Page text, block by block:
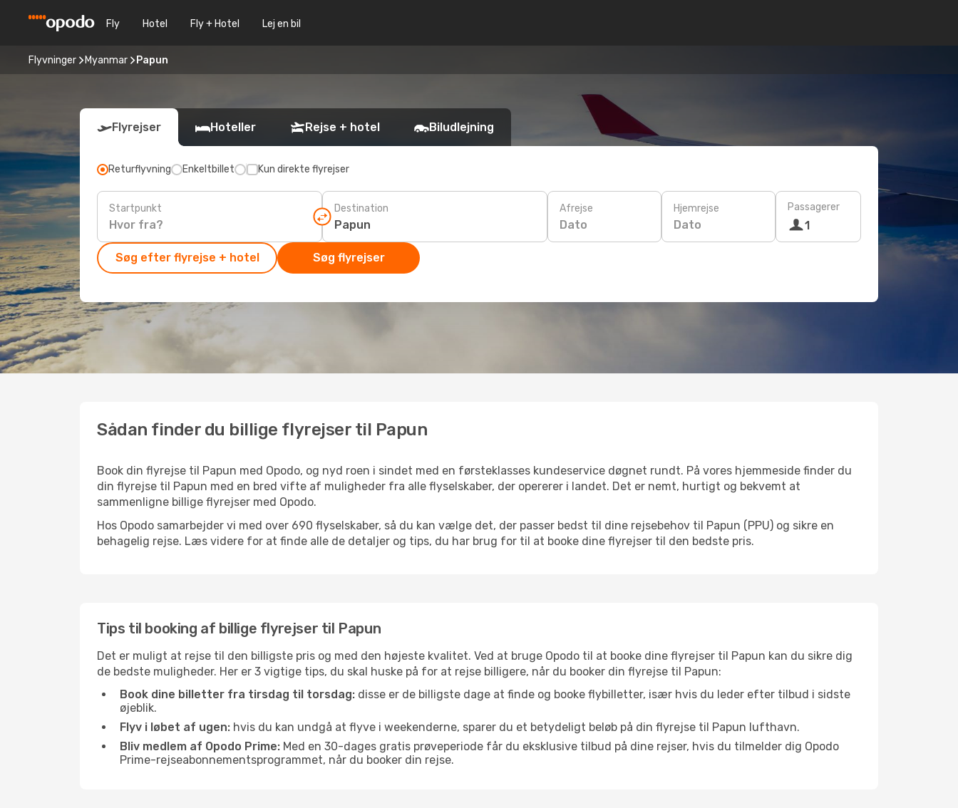
Fly Hotel Fly + Hotel Lej en bil
Flyvninger Myanmar Papun
Flyrejser Hoteller Rejse + hotel Biludlejning
Returflyvning Enkeltbillet Kun direkte flyrejser
Startpunkt Destination Afrejse
Dato
Hjemrejse
Dato
Passagerer
1
Søg efter flyrejse + hotel Søg flyrejser
Sådan finder du billige flyrejser til Papun
Book din flyrejse til Papun med Opodo, og nyd roen i sindet med en førsteklasses kundeservice døgnet rundt. På vores hjemmeside finder du
din flyrejse til Papun med en bred vifte af muligheder fra alle flyselskaber, der opererer i landet. Det er nemt, hurtigt og bekvemt at
sammenligne billige flyrejser med Opodo.
Hos Opodo samarbejder vi med over 690 flyselskaber, så du kan vælge det, der passer bedst til dine rejsebehov til Papun (PPU) og sikre en
behagelig rejse. Læs videre for at finde alle de detaljer og tips, du har brug for til at booke dine flyrejser til den bedste pris.
Tips til booking af billige flyrejser til Papun
Det er muligt at rejse til den billigste pris og med den højeste kvalitet. Ved at bruge Opodo til at booke dine flyrejser til Papun kan du sikre dig
de bedste muligheder. Her er 3 vigtige tips, du skal huske på for at rejse billigere, når du booker din flyrejse til Papun:
Book dine billetter fra tirsdag til torsdag: disse er de billigste dage at finde og booke flybilletter, især hvis du leder efter tilbud i sidste
øjeblik.
Flyv i løbet af ugen: hvis du kan undgå at flyve i weekenderne, sparer du et betydeligt beløb på din flyrejse til Papun lufthavn.
Bliv medlem af Opodo Prime: Med en 30-dages gratis prøveperiode får du eksklusive tilbud på dine rejser, hvis du tilmelder dig Opodo
Prime-rejseabonnementsprogrammet, når du booker din rejse.